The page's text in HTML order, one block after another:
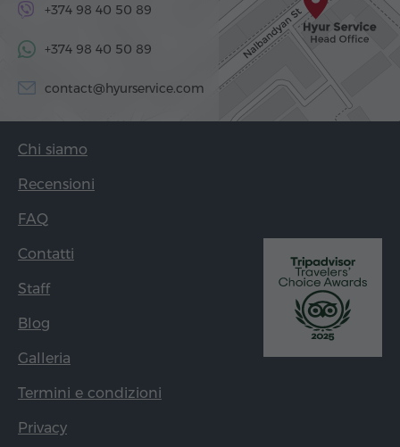
+374 98 40 50 89
+374 98 40 50 89
contact@hyurservice.com
Chi siamo
Recensioni
FAQ
Contatti
Staff
Blog
Galleria
Termini e condizioni
Privacy